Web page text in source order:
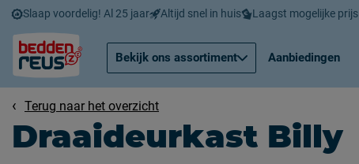
Slaap voordelig! Al 25 jaar Altijd snel in huis Laagst mogelijke prijs
Bekijk ons assortiment Aanbiedingen
Terug naar het overzicht
Draaideurkast Billy